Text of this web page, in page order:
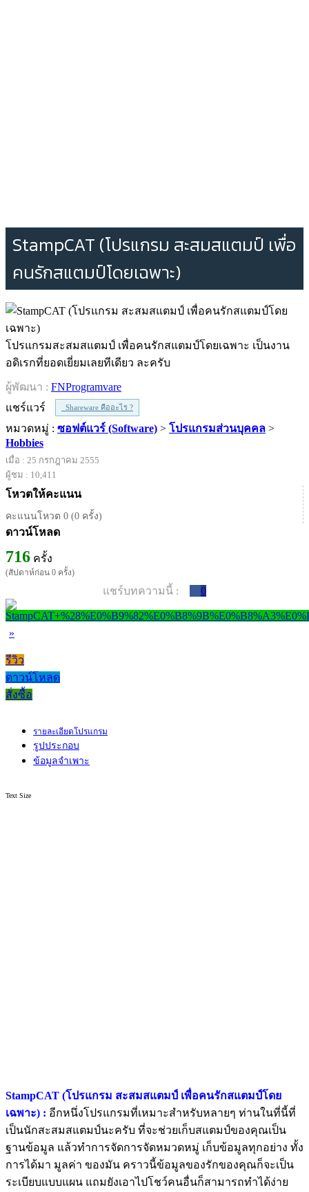
StampCAT (โปรแกรม สะสมสแตมป์ เพื่อ
คนรักสแตมป์โดยเฉพาะ)
โปรแกรมสะสมสแตมป์ เพื่อคนรักสแตมป์โดยเฉพาะ เป็นงาน
อดิเรกที่ยอดเยี่ยมเลยทีเดียว ละครับ
ผู้พัฒนา : FNProgramvare
แชร์แวร์
Shareware คืออะไร ?
หมวดหมู่ : ซอฟต์แวร์ (Software) > โปรแกรมส่วนบุคคล >
Hobbies
เมื่อ : 25 กรกฎาคม 2555
ผู้ชม : 10,411
โหวตให้คะแนน
คะแนนโหวต 0 (0 ครั้ง)
ดาวน์โหลด
716 ครั้ง
(สัปดาห์ก่อน 0 ครั้ง)
แชร์บทความนี้ : 0
»
รีวิว
ดาวน์โหลด
สั่งซื้อ
รายละเอียดโปรแกรม
รูปประกอบ
ข้อมูลจำเพาะ
Text Size
StampCAT (โปรแกรม สะสมสแตมป์ เพื่อคนรักสแตมป์โดย
เฉพาะ) : อีกหนึ่งโปรแกรมที่เหมาะสำหรับหลายๆ ท่านในที่นี้ที่
เป็นนักสะสมสแตมป์นะครับ ที่จะช่วยเก็บสแตมป์ของคุณเป็น
ฐานข้อมูล แล้วทำการจัดการจัดหมวดหมู่ เก็บข้อมูลทุกอย่าง ทั้ง
การได้มา มูลค่า ของมัน คราวนี้ข้อมูลของรักของคุณก็จะเป็น
ระเบียบแบบแผน แถมยังเอาไปโชว์คนอื่นก็สามารถทำได้ง่าย